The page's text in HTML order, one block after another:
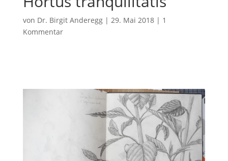
von Dr. Birgit Anderegg| 29. Mai 2018| 1
Kommentar